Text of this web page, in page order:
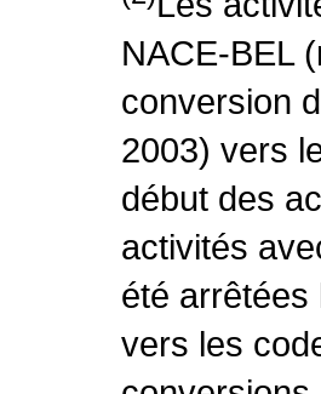
NACE-BEL
conversion
2003) vers
début des
activités
été arrêtées
vers les